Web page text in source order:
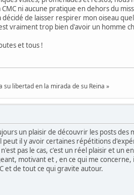
ni aucune pratique en dehors du
de laisser respirer mon oiseau
vraiment trop bien d'avoir un
et tous !
su libertad en la mirada de su Reina »
un plaisir de découvrir les posts des
peut il y avoir certaines répétitions
pas le cas, c'est un réel plaisir et
motivant et , en ce qui me
et de tout ce qui gravite autour.